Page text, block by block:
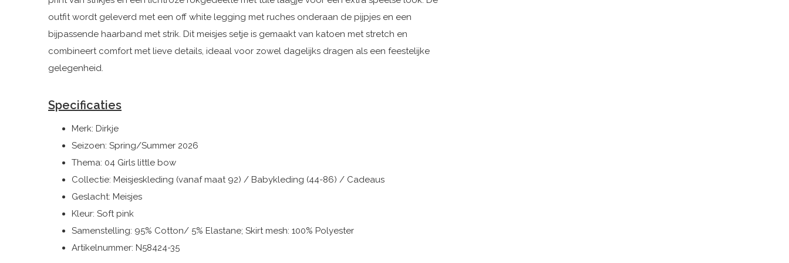
outfit wordt geleverd met een off white legging met ruches onderaan de pijpjes en een
bijpassende haarband met strik. Dit meisjes setje is gemaakt van katoen met stretch en
combineert comfort met lieve details, ideaal voor zowel dagelijks dragen als een feestelijke
gelegenheid.
Specificaties
Merk: Dirkje
Seizoen: Spring/Summer 2026
Thema: 04 Girls little bow
Collectie: Meisjeskleding (vanaf maat 92) / Babykleding (44-86) / Cadeaus
Geslacht: Meisjes
Kleur: Soft pink
Samenstelling: 95% Cotton/ 5% Elastane; Skirt mesh: 100% Polyester
Artikelnummer: N58424-35